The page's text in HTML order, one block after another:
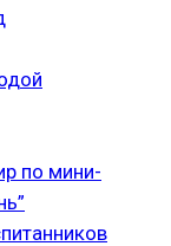
по мини-